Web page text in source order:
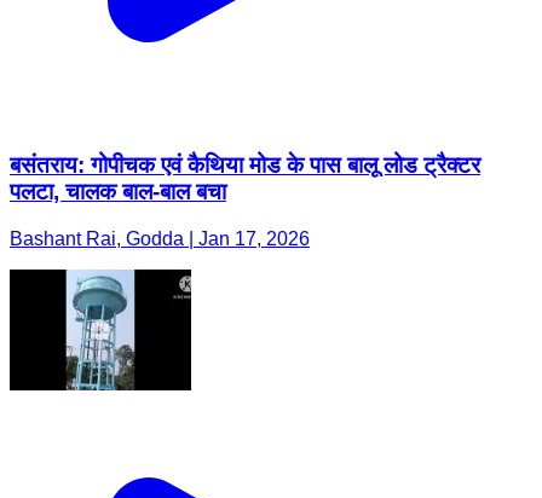
बसंतराय: गोपीचक एवं कैथिया मोड के पास बालू लोड ट्रैक्टर
पलटा, चालक बाल-बाल बचा
Bashant Rai, Godda | Jan 17, 2026